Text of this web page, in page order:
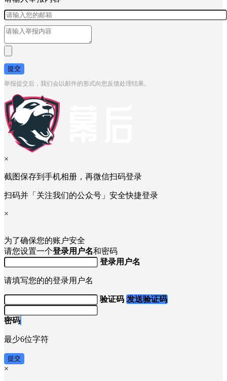
提交
举报提交后，我们会以邮件的形式向您反馈处理结果。
×
截图保存到手机相册，再微信扫码登录
扫码并「关注我们的公众号」安全快捷登录
×
为了确保您的账户安全
请您设置一个登录用户名和密码
登录用户名
请填写您的的登录用户名
验证码 发送验证码
密码
最少6位字符
提交
×